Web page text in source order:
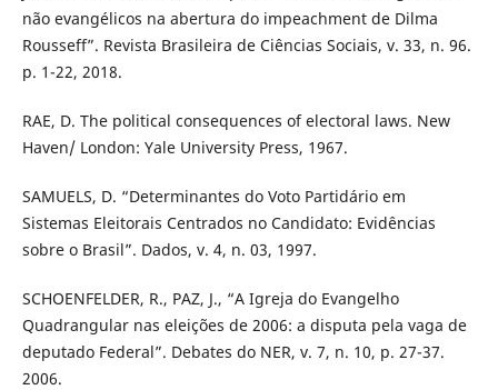
não evangélicos na abertura do impeachment de Dilma
Rousseff”. Revista Brasileira de Ciências Sociais, v. 33, n. 96.
p. 1-22, 2018.
RAE, D. The political consequences of electoral laws. New
Haven/ London: Yale University Press, 1967.
SAMUELS, D. “Determinantes do Voto Partidário em
Sistemas Eleitorais Centrados no Candidato: Evidências
sobre o Brasil”. Dados, v. 4, n. 03, 1997.
SCHOENFELDER, R., PAZ, J., “A Igreja do Evangelho
Quadrangular nas eleições de 2006: a disputa pela vaga de
deputado Federal”. Debates do NER, v. 7, n. 10, p. 27-37.
2006.